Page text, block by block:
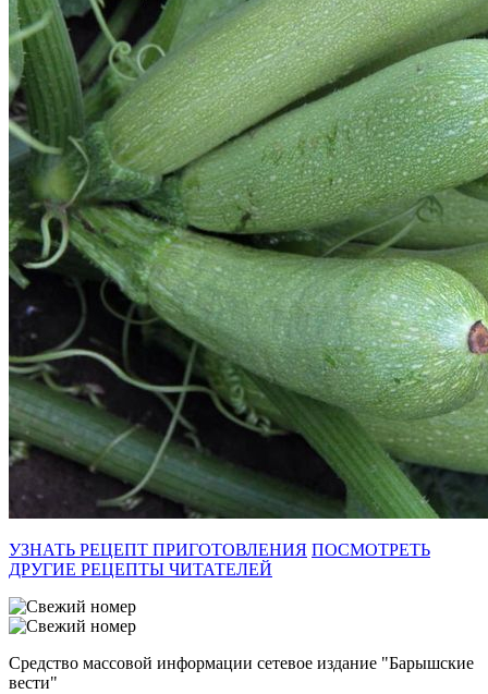
УЗНАТЬ РЕЦЕПТ ПРИГОТОВЛЕНИЯ ПОСМОТРЕТЬ
ДРУГИЕ РЕЦЕПТЫ ЧИТАТЕЛЕЙ
Средство массовой информации сетевое издание "Барышские
вести"